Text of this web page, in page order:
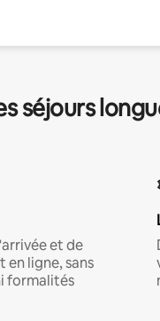
séjours
et de
ligne, sans
formalités